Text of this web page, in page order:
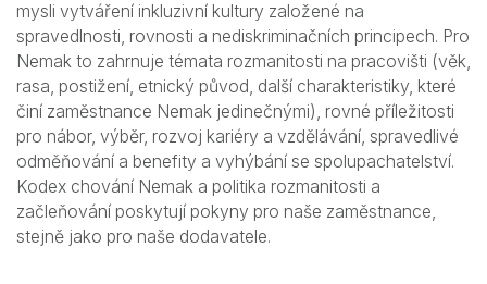
mysli vytváření inkluzivní kultury založené na
spravedlnosti, rovnosti a nediskriminačních principech. Pro
Nemak to zahrnuje témata rozmanitosti na pracovišti (věk,
rasa, postižení, etnický původ, další charakteristiky, které
činí zaměstnance Nemak jedinečnými), rovné příležitosti
pro nábor, výběr, rozvoj kariéry a vzdělávání, spravedlivé
odměňování a benefity a vyhýbání se spolupachatelství.
Kodex chování Nemak a politika rozmanitosti a
začleňování poskytují pokyny pro naše zaměstnance,
stejně jako pro naše dodavatele.